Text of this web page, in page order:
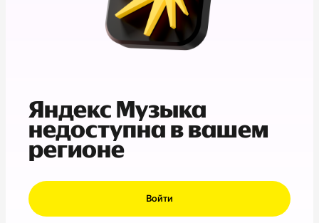
Яндекс Музыка
недоступна в вашем
регионе
Войти